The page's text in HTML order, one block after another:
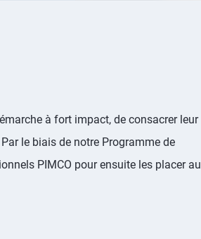
à fort impact, de consacrer leur
le biais de notre Programme de
PIMCO pour ensuite les placer au